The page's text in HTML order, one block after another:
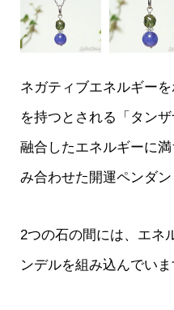
ネガティブエネルギー
を持つとされる「タン
融合したエネルギーに
み合わせた開運ペンダン
2つの石の間には、エネ
ンデルを組み込んでいま